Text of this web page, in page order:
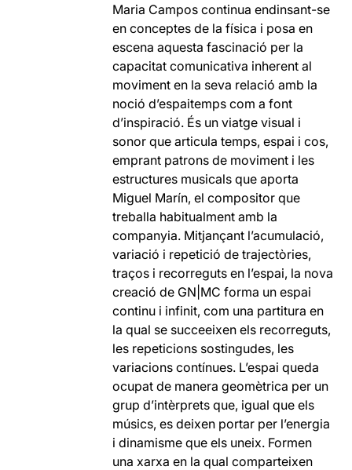
Maria Campos continua endinsant-se
en conceptes de la física i posa en
escena aquesta fascinació per la
capacitat comunicativa inherent al
moviment en la seva relació amb la
noció d’espaitemps com a font
d’inspiració. És un viatge visual i
sonor que articula temps, espai i cos,
emprant patrons de moviment i les
estructures musicals que aporta
Miguel Marín, el compositor que
treballa habitualment amb la
companyia. Mitjançant l’acumulació,
variació i repetició de trajectòries,
traços i recorreguts en l’espai, la nova
creació de GN|MC forma un espai
continu i infinit, com una partitura en
la qual se succeeixen els recorreguts,
les repeticions sostingudes, les
variacions contínues. L’espai queda
ocupat de manera geomètrica per un
grup d’intèrprets que, igual que els
músics, es deixen portar per l’energia
i dinamisme que els uneix. Formen
una xarxa en la qual comparteixen